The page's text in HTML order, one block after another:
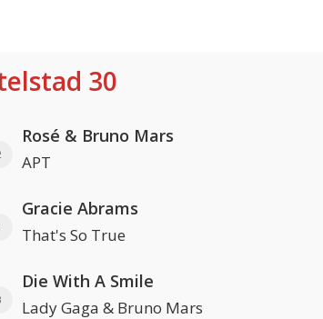
30
Rosé & Bruno Mars
APT
Gracie Abrams
That's So True
Die With A Smile
Lady Gaga & Bruno Mars